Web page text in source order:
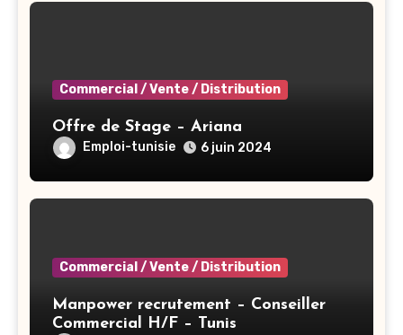
Commercial / Vente / Distribution
Offre de Stage – Ariana
Emploi-tunisie 6 juin 2024
Commercial / Vente / Distribution
Manpower recrutement – Conseiller
Commercial H/F – Tunis